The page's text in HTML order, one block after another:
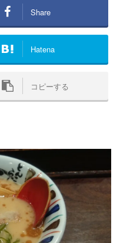
Share
Hatena
コピーする